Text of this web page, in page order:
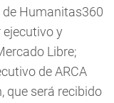
de Humanitas360
ejecutivo y
Libre;
de ARCA
que será recibido